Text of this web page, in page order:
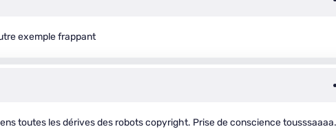
exemple frappant
toutes les dérives des robots copyright. Prise de conscience tousssaaaa.